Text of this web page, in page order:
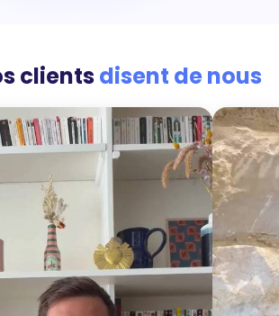
clientsdisent de nous